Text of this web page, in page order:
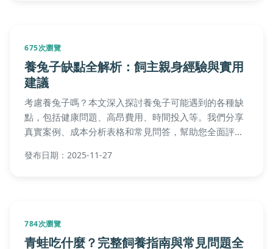
675次瀏覽
養兔子缺點全解析：飼主親身經驗與實用
建議
考慮養兔子嗎？本文深入探討養兔子可能遇到的各種缺
點，包括健康問題、高昂費用、時間投入等。我們分享
真實案例、成本分析表格和常見問答，幫助您全面評估
有潛在飼主閱讀。
發布日期：2025-11-27
784次瀏覽
青蛙吃什麼？完整飼養指南與常見問題全